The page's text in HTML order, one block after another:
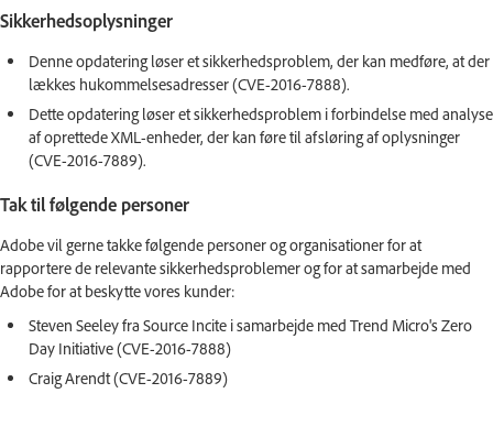
Sikkerhedsoplysninger
Denne opdatering løser et sikkerhedsproblem, der kan medføre, at der
lækkes hukommelsesadresser (CVE-2016-7888).
Dette opdatering løser et sikkerhedsproblem i forbindelse med analyse
af oprettede XML-enheder, der kan føre til afsløring af oplysninger
(CVE-2016-7889).
Tak til følgende personer
Adobe vil gerne takke følgende personer og organisationer for at
rapportere de relevante sikkerhedsproblemer og for at samarbejde med
Adobe for at beskytte vores kunder:
Steven Seeley fra Source Incite i samarbejde med Trend Micro's Zero
Day Initiative (CVE-2016-7888)
Craig Arendt (CVE-2016-7889)